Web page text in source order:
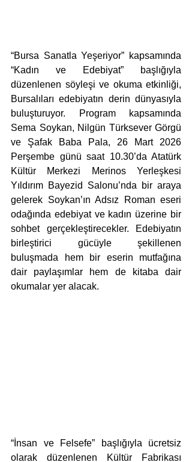
“Bursa Sanatla Yeşeriyor” kapsamında
“Kadın ve Edebiyat” başlığıyla
düzenlenen söyleşi ve okuma etkinliği,
Bursalıları edebiyatın derin dünyasıyla
buluşturuyor. Program kapsamında
Sema Soykan, Nilgün Türksever Görgü
ve Şafak Baba Pala, 26 Mart 2026
Perşembe günü saat 10.30’da Atatürk
Kültür Merkezi Merinos Yerleşkesi
Yıldırım Bayezid Salonu’nda bir araya
gelerek Soykan’ın Adsız Roman eseri
odağında edebiyat ve kadın üzerine bir
sohbet gerçekleştirecekler. Edebiyatın
birleştirici gücüyle şekillenen
buluşmada hem bir eserin mutfağına
dair paylaşımlar hem de kitaba dair
okumalar yer alacak.
“İnsan ve Felsefe” başlığıyla ücretsiz
olarak düzenlenen Kültür Fabrikası